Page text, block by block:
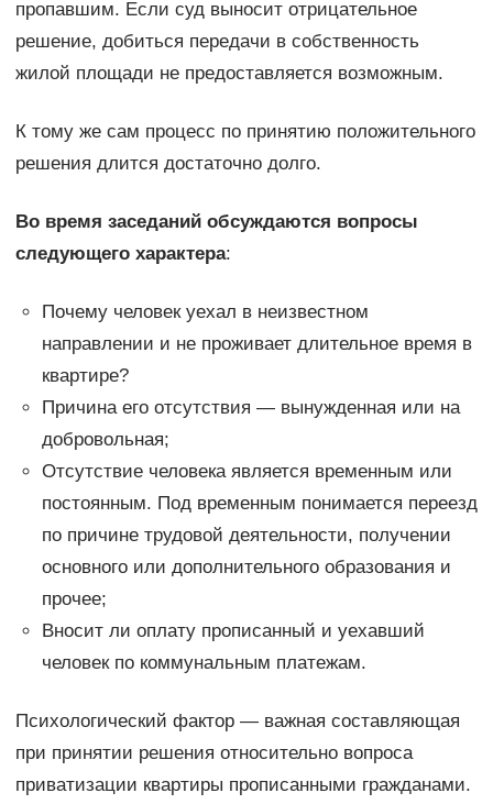
пропавшим. Если суд выносит отрицательное
решение, добиться передачи в собственность
жилой площади не предоставляется возможным.
К тому же сам процесс по принятию положительного
решения длится достаточно долго.
Во время заседаний обсуждаются вопросы
следующего характера:
Почему человек уехал в неизвестном
направлении и не проживает длительное время в
квартире?
Причина его отсутствия — вынужденная или на
добровольная;
Отсутствие человека является временным или
постоянным. Под временным понимается переезд
по причине трудовой деятельности, получении
основного или дополнительного образования и
прочее;
Вносит ли оплату прописанный и уехавший
человек по коммунальным платежам.
Психологический фактор — важная составляющая
при принятии решения относительно вопроса
приватизации квартиры прописанными гражданами.